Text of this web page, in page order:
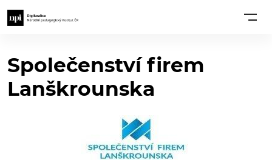
Společenství firem
Lanškrounska